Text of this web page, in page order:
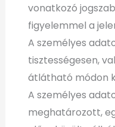
vonatkozó
figyelemmel a
A személyes
tisztességesen,
átlátható módon
A személyes
meghatározott,